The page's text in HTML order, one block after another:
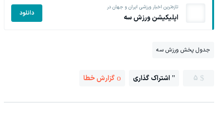
تازه‌ترین اخبار ورزشی ایران و جهان در
اپلیکیشن ورزش سه دانلود
جدول پخش ورزش سه
5 اشتراک گذاری گزارش خطا